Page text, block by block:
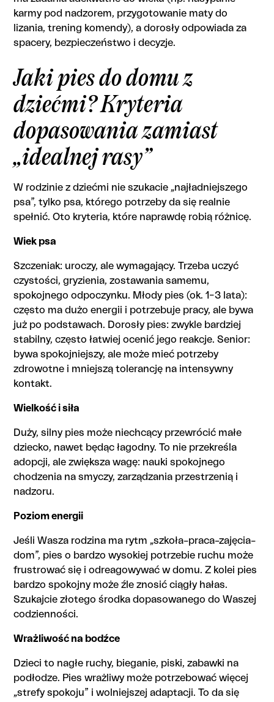
karmy pod nadzorem, przygotowanie maty do
lizania, trening komendy), a dorosły odpowiada za
spacery, bezpieczeństwo i decyzje.
Jaki pies do domu z
dziećmi? Kryteria
dopasowania zamiast
„idealnej rasy”
W rodzinie z dziećmi nie szukacie „najładniejszego
psa”, tylko psa, którego potrzeby da się realnie
spełnić. Oto kryteria, które naprawdę robią różnicę.
Wiek psa
Szczeniak: uroczy, ale wymagający. Trzeba uczyć
czystości, gryzienia, zostawania samemu,
spokojnego odpoczynku. Młody pies (ok. 1–3 lata):
często ma dużo energii i potrzebuje pracy, ale bywa
już po podstawach. Dorosły pies: zwykle bardziej
stabilny, często łatwiej ocenić jego reakcje. Senior:
bywa spokojniejszy, ale może mieć potrzeby
zdrowotne i mniejszą tolerancję na intensywny
kontakt.
Wielkość i siła
Duży, silny pies może niechcący przewrócić małe
dziecko, nawet będąc łagodny. To nie przekreśla
adopcji, ale zwiększa wagę: nauki spokojnego
chodzenia na smyczy, zarządzania przestrzenią i
nadzoru.
Poziom energii
Jeśli Wasza rodzina ma rytm „szkoła–praca–zajęcia–
dom”, pies o bardzo wysokiej potrzebie ruchu może
frustrować się i odreagowywać w domu. Z kolei pies
bardzo spokojny może źle znosić ciągły hałas.
Szukajcie złotego środka dopasowanego do Waszej
codzienności.
Wrażliwość na bodźce
Dzieci to nagłe ruchy, bieganie, piski, zabawki na
podłodze. Pies wrażliwy może potrzebować więcej
„strefy spokoju” i wolniejszej adaptacji. To da się